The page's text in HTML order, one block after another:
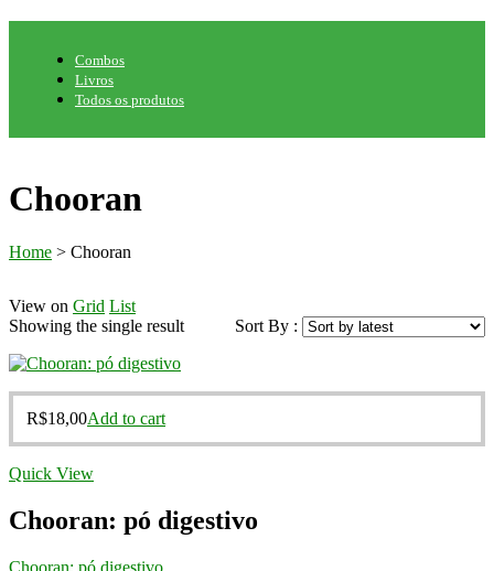
Combos
Livros
Todos os produtos
Chooran
Home > Chooran
View on Grid List
Showing the single result
Sort By :
R$18,00Add to cart
Quick View
Chooran: pó digestivo
Chooran: pó digestivo